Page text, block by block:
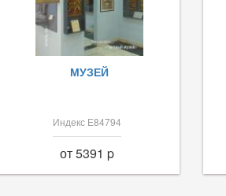
МУЗЕЙ
Индекс Е84794
от 5391 p